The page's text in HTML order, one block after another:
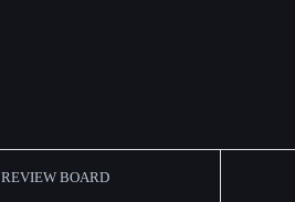
REVIEW BOARD